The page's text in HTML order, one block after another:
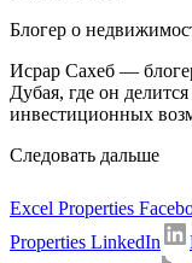
Блогер о
Исрар Сахеб —
Дубая, где он
инвестиционных
Следовать дальше
Excel Properties
Properties LinkedIn